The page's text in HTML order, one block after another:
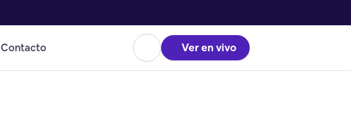
Contacto Ver en vivo